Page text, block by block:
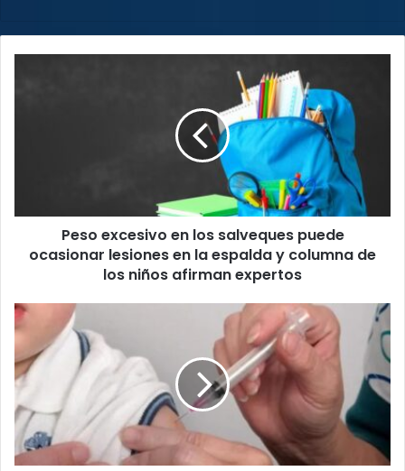
en
espalda
de
los
niños
afirman
expertos
Peso excesivo en los salveques puede
ocasionar lesiones en la espalda y columna de
los niños afirman expertos
CCSS
recuerda
importancia
de
mantener
al
día
vacunas
de